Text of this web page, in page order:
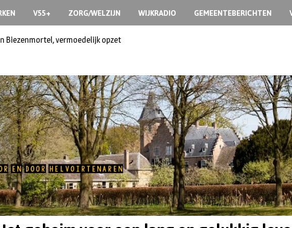
V55+ ZORG/WELZIJN WIJKRADIO GEMEENTEBERICHTEN
Biezenmortel, vermoedelijk opzet